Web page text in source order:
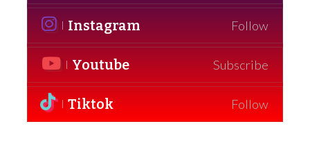
Instagram Follow
Youtube Subscribe
Tiktok Follow